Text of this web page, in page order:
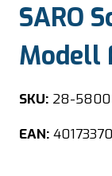
SARO
Modell
SKU: 28-5800
EAN: